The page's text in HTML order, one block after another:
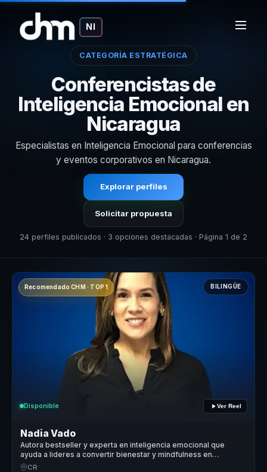
NI
CATEGORÍA ESTRATÉGICA
Conferencistas de
Inteligencia Emocional en
Nicaragua
Especialistas en Inteligencia Emocional para conferencias
y eventos corporativos en Nicaragua.
Explorar perfiles
Solicitar propuesta
24 perfiles publicados · 3 opciones destacadas · Página 1 de 2
Recomendado CHM · TOP 1 BILINGÜE
Disponible Ver Reel
Nadia Vado
Autora bestseller y experta en inteligencia emocional que
ayuda a lideres a convertir bienestar y mindfulness en
productividad y entornos saludables.
CR